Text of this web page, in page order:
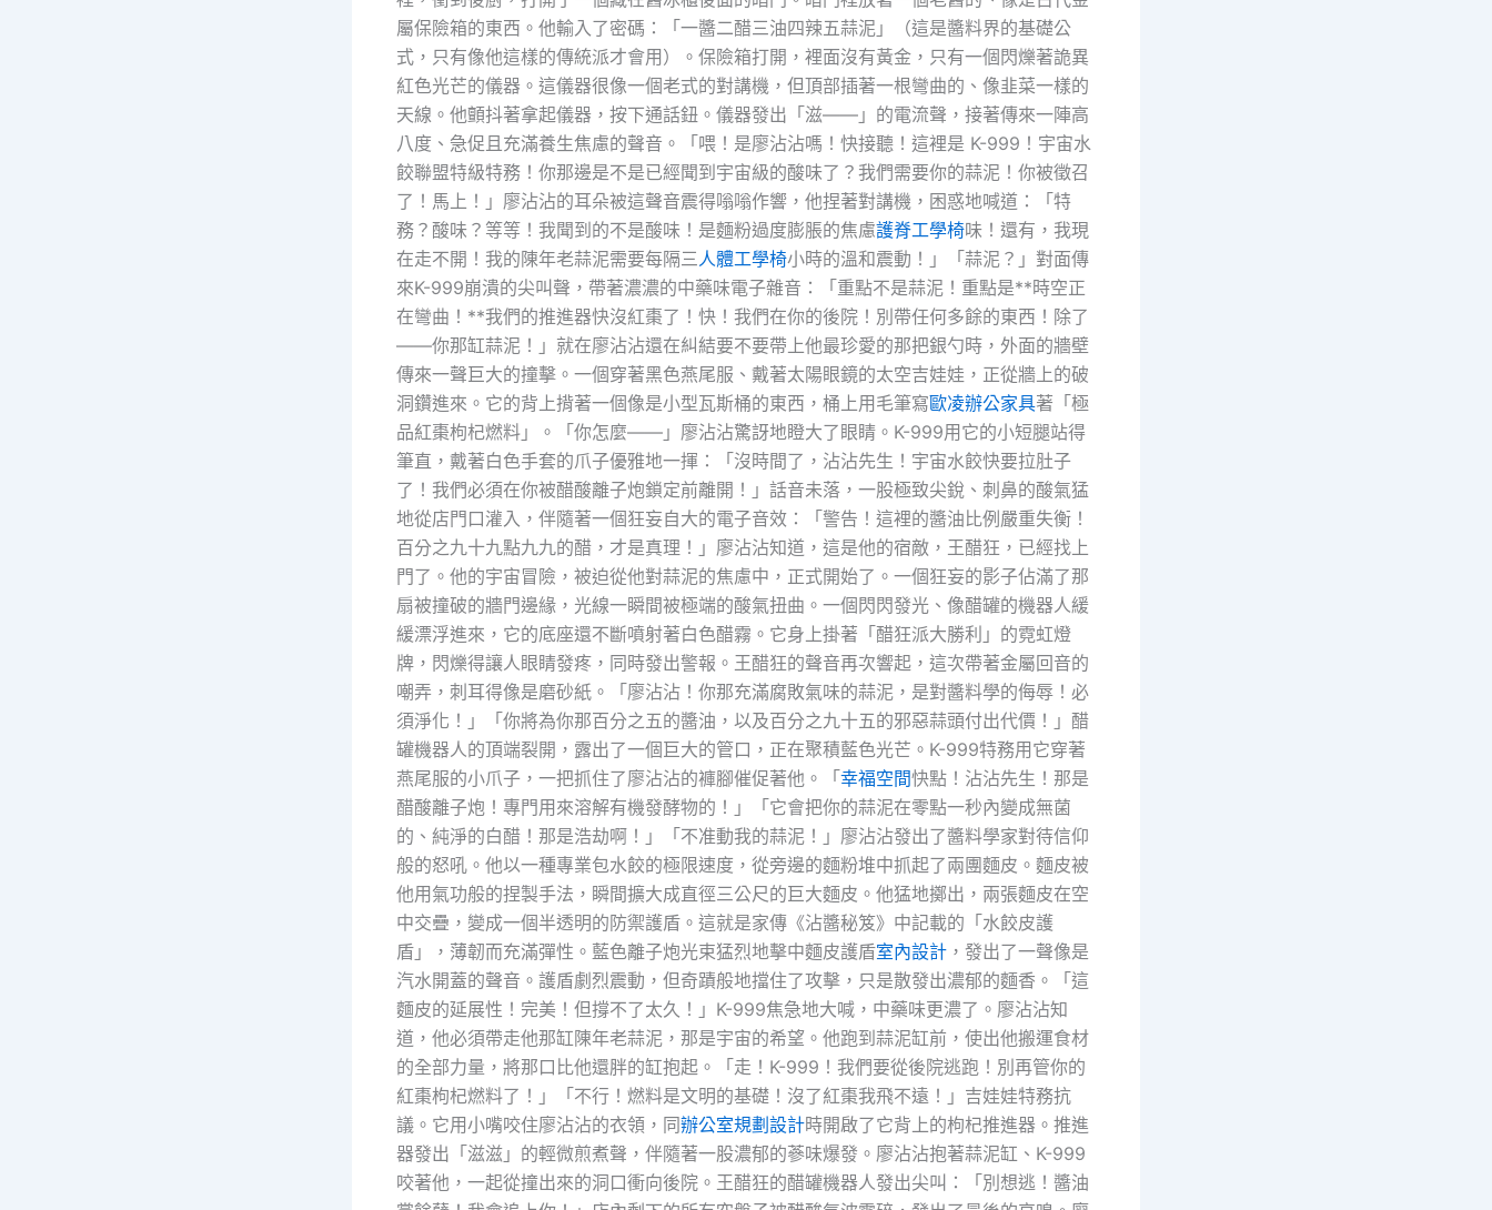
屬保險箱的東西。他輸入了密碼：「一醬二醋三油四辣五蒜泥」（這是醬料界的基礎公
式，只有像他這樣的傳統派才會用）。保險箱打開，裡面沒有黃金，只有一個閃爍著詭異
紅色光芒的儀器。這儀器很像一個老式的對講機，但頂部插著一根彎曲的、像韭菜一樣的
天線。他顫抖著拿起儀器，按下通話鈕。儀器發出「滋——」的電流聲，接著傳來一陣高
八度、急促且充滿養生焦慮的聲音。「喂！是廖沾沾嗎！快接聽！這裡是 K-999！宇宙水
餃聯盟特級特務！你那邊是不是已經聞到宇宙級的酸味了？我們需要你的蒜泥！你被徵召
了！馬上！」廖沾沾的耳朵被這聲音震得嗡嗡作響，他捏著對講機，困惑地喊道：「特
務？酸味？等等！我聞到的不是酸味！是麵粉過度膨脹的焦慮護脊工學椅味！還有，我現
在走不開！我的陳年老蒜泥需要每隔三 人體工學椅小時的溫和震動！」「蒜泥？」對面傳
來K-999崩潰的尖叫聲，帶著濃濃的中藥味電子雜音：「重點不是蒜泥！重點是**時空正
在彎曲！**我們的推進器快沒紅棗了！快！我們在你的後院！別帶任何多餘的東西！除了
——你那缸蒜泥！」就在廖沾沾還在糾結要不要帶上他最珍愛的那把銀勺時，外面的牆壁
傳來一聲巨大的撞擊。一個穿著黑色燕尾服、戴著太陽眼鏡的太空吉娃娃，正從牆上的破
洞鑽進來。它的背上揹著一個像是小型瓦斯桶的東西，桶上用毛筆寫歐凌辦公家具著「極
品紅棗枸杞燃料」。「你怎麼——」廖沾沾驚訝地瞪大了眼睛。K-999用它的小短腿站得
筆直，戴著白色手套的爪子優雅地一揮：「沒時間了，沾沾先生！宇宙水餃快要拉肚子
了！我們必須在你被醋酸離子炮鎖定前離開！」話音未落，一股極致尖銳、刺鼻的酸氣猛
地從店門口灌入，伴隨著一個狂妄自大的電子音效：「警告！這裡的醬油比例嚴重失衡！
百分之九十九點九九的醋，才是真理！」廖沾沾知道，這是他的宿敵，王醋狂，已經找上
門了。他的宇宙冒險，被迫從他對蒜泥的焦慮中，正式開始了。一個狂妄的影子佔滿了那
扇被撞破的牆門邊緣，光線一瞬間被極端的酸氣扭曲。一個閃閃發光、像醋罐的機器人緩
緩漂浮進來，它的底座還不斷噴射著白色醋霧。它身上掛著「醋狂派大勝利」的霓虹燈
牌，閃爍得讓人眼睛發疼，同時發出警報。王醋狂的聲音再次響起，這次帶著金屬回音的
嘲弄，刺耳得像是磨砂紙。「廖沾沾！你那充滿腐敗氣味的蒜泥，是對醬料學的侮辱！必
須淨化！」「你將為你那百分之五的醬油，以及百分之九十五的邪惡蒜頭付出代價！」醋
罐機器人的頂端裂開，露出了一個巨大的管口，正在聚積藍色光芒。K-999特務用它穿著
燕尾服的小爪子，一把抓住了廖沾沾的褲腳催促著他。「幸福空間快點！沾沾先生！那是
醋酸離子炮！專門用來溶解有機發酵物的！」「它會把你的蒜泥在零點一秒內變成無菌
的、純淨的白醋！那是浩劫啊！」「不准動我的蒜泥！」廖沾沾發出了醬料學家對待信仰
般的怒吼。他以一種專業包水餃的極限速度，從旁邊的麵粉堆中抓起了兩團麵皮。麵皮被
他用氣功般的捏製手法，瞬間擴大成直徑三公尺的巨大麵皮。他猛地擲出，兩張麵皮在空
中交疊，變成一個半透明的防禦護盾。這就是家傳《沾醬秘笈》中記載的「水餃皮護
盾」，薄韌而充滿彈性。藍色離子炮光束猛烈地擊中麵皮護盾室內設計 ，發出了一聲像是
汽水開蓋的聲音。護盾劇烈震動，但奇蹟般地擋住了攻擊，只是散發出濃郁的麵香。「這
麵皮的延展性！完美！但撐不了太久！」K-999焦急地大喊，中藥味更濃了。廖沾沾知
道，他必須帶走他那缸陳年老蒜泥，那是宇宙的希望。他跑到蒜泥缸前，使出他搬運食材
的全部力量，將那口比他還胖的缸抱起。「走！K-999！我們要從後院逃跑！別再管你的
紅棗枸杞燃料了！」「不行！燃料是文明的基礎！沒了紅棗我飛不遠！」吉娃娃特務抗
議。它用小嘴咬住廖沾沾的衣領，同辦公室規劃設計時開啟了它背上的枸杞推進器。推進
器發出「滋滋」的輕微煎煮聲，伴隨著一股濃郁的蔘味爆發。廖沾沾抱著蒜泥缸、K-999
咬著他，一起從撞出來的洞口衝向後院。王醋狂的醋罐機器人發出尖叫：「別想逃！醬油